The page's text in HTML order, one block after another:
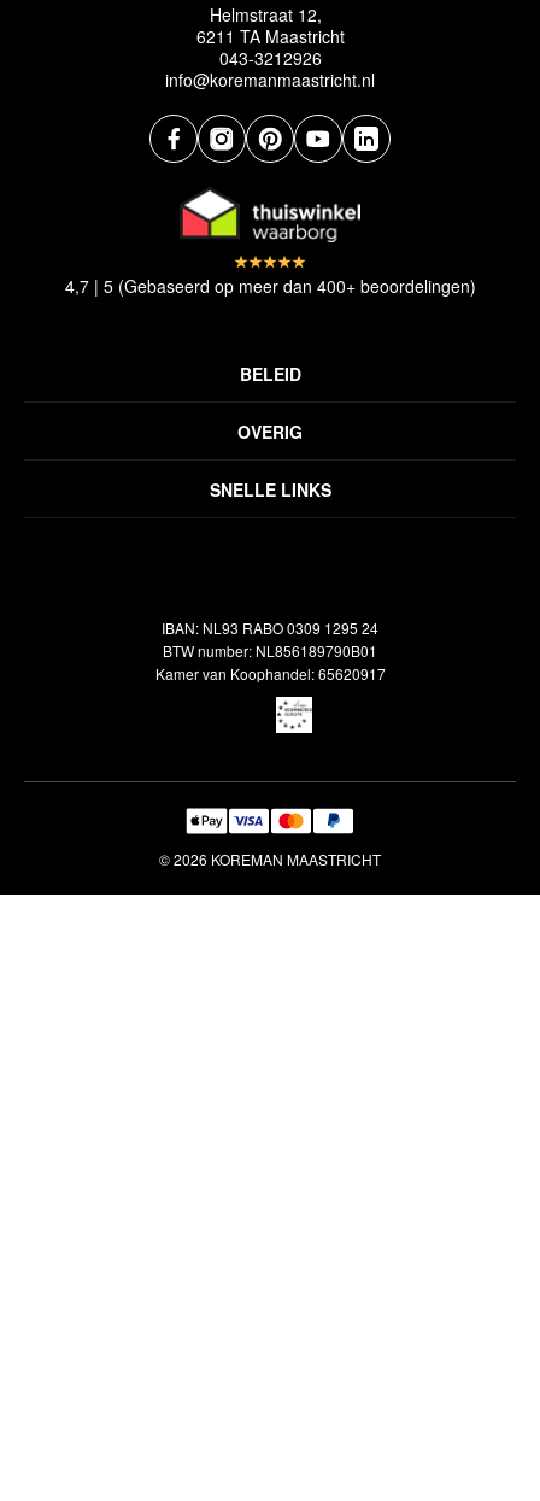
Helmstraat 12,
6211 TA Maastricht
043-3212926
info@koremanmaastricht.nl
SNELLE LINKS
OVERIG
Inspiratie
Veelgestelde vragen
BELEID
Disclaimer
Verzendbeleid
4,7 | 5 (Gebaseerd op meer dan 400+ beoordelingen)
IBAN: NL93 RABO 0309 1295 24
BTW number: NL856189790B01
Kamer van Koophandel: 65620917
© 2026 KOREMAN MAASTRICHT